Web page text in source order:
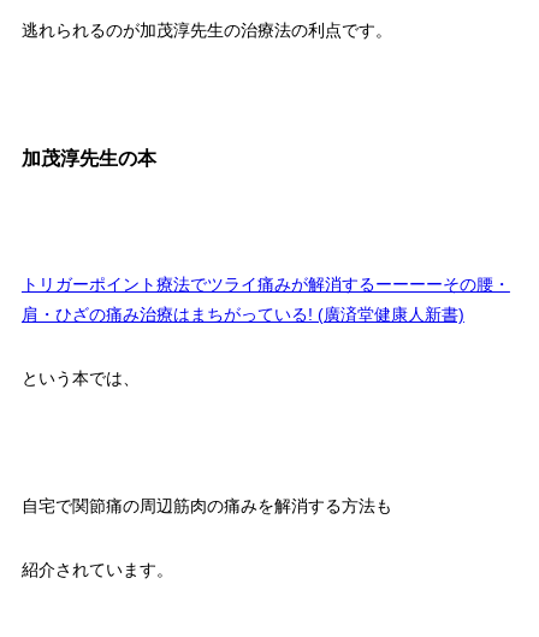
逃れられるのが加茂淳先生の治療法の利点です。
加茂淳先生の本
トリガーポイント療法でツライ痛みが解消するーーーーその腰・
肩・ひざの痛み治療はまちがっている! (廣済堂健康人新書)
という本では、
自宅で関節痛の周辺筋肉の痛みを解消する方法も
紹介されています。